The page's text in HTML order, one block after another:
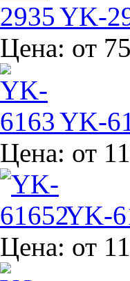
YK-
Цена: от
YK-
Цена: от
YK-
Цена: от